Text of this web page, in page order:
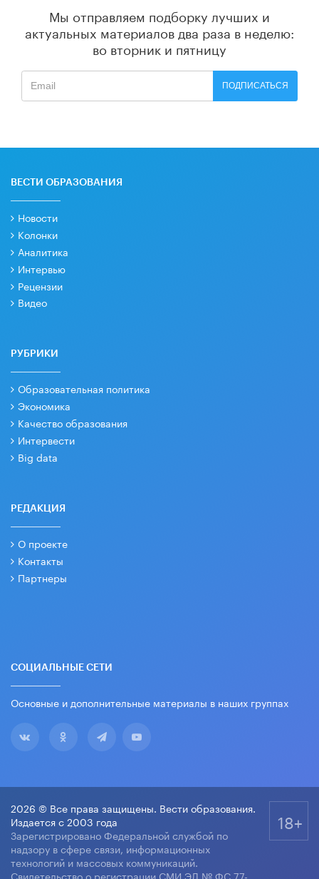
Мы отправляем подборку лучших и
актуальных материалов два раза в неделю:
во вторник и пятницу
ПОДПИСАТЬСЯ
ВЕСТИ ОБРАЗОВАНИЯ
Новости
Колонки
Аналитика
Интервью
Рецензии
Видео
РУБРИКИ
Образовательная политика
Экономика
Качество образования
Интервести
Big data
РЕДАКЦИЯ
О проекте
Контакты
Партнеры
СОЦИАЛЬНЫЕ СЕТИ
Основные и дополнительные материалы в наших группах
2026 © Все права защищены. Вести образования.
Издается с 2003 года
Зарегистрировано Федеральной службой по
надзору в сфере связи, информационных
технологий и массовых коммуникаций.
Свидетельство о регистрации СМИ ЭЛ № ФС 77-
18+